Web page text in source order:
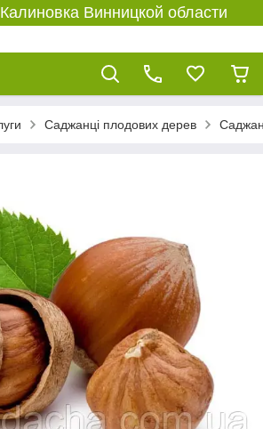
Винницкой области
Саджанці плодових дерев